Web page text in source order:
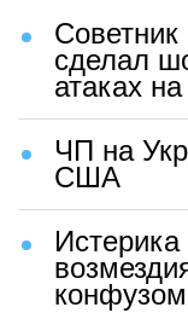
Советник
сделал
атаках
ЧП на
США